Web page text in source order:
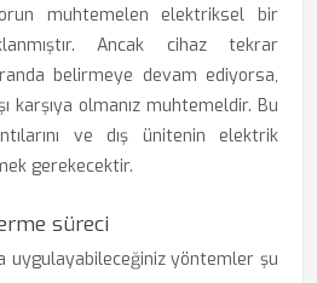
muhtemelen elektriksel bir
Ancak cihaz tekrar
belirmeye devam ediyorsa,
karşıya olmanız muhtemeldir. Bu
ve dış ünitenin elektrik
gerekecektir.
süreci
uygulayabileceğiniz yöntemler şu